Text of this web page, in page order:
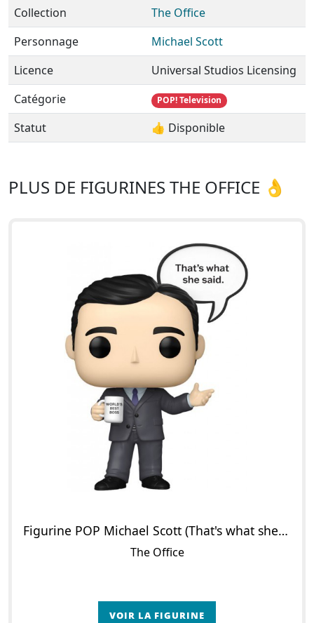
Collection
The Office
Personnage
Michael Scott
Licence
Universal Studios Licensing
Catégorie
POP! Television
Statut 👍 Disponible
PLUS DE FIGURINES THE OFFICE 👌
Figurine POP Michael Scott (That's what she said.)
The Office
VOIR LA FIGURINE